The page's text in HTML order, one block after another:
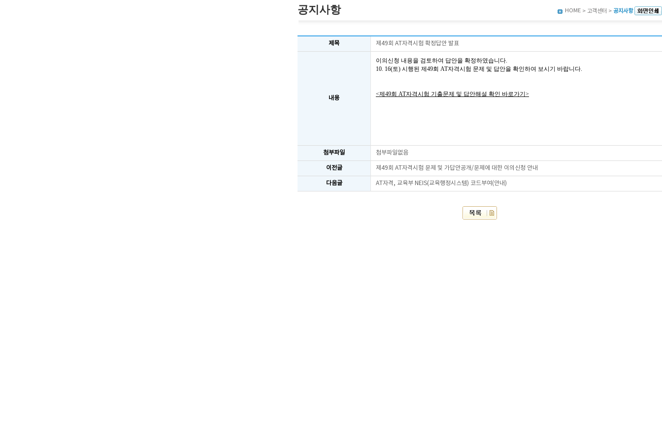
공지사항 HOME > 고객센터 > 공지사항
제목 제49회 AT자격시험 확정답안 발표
내용
이의신청 내용을 검토하여 답안을 확정하였습니다.
10. 16(토) 시행된 제49회 AT자격시험 문제 및 답안을 확인하여 보시기 바랍니다.
<제49회 AT자격시험 기출문제 및 답안해설 확인 바로가기>
첨부파일 첨부파일없음
이전글 제49회 AT자격시험 문제 및 가답안공개/문제에 대한 이의신청 안내
다음글 AT자격, 교육부 NEIS(교육행정시스템) 코드부여(안내)